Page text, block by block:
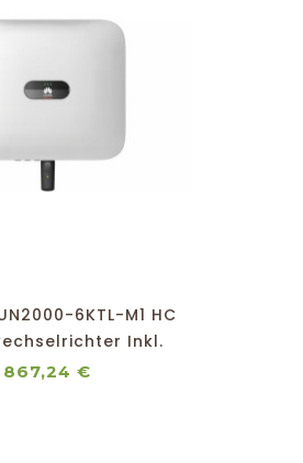
6KTL-M1 HC
Inkl.
Dongle
867,24 €Preis